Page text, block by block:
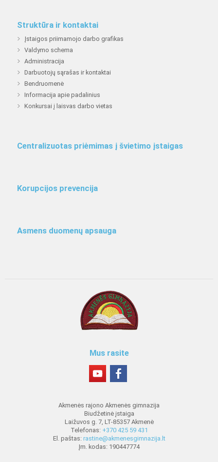
Struktūra ir kontaktai
Įstaigos priimamojo darbo grafikas
Valdymo schema
Administracija
Darbuotojų sąrašas ir kontaktai
Bendruomenė
Informacija apie padalinius
Konkursai į laisvas darbo vietas
Centralizuotas priėmimas į švietimo įstaigas
Korupcijos prevencija
Asmens duomenų apsauga
Mus rasite
Akmenės rajono Akmenės gimnazija
Biudžetinė įstaiga
Laižuvos g. 7, LT-85357 Akmenė
Telefonas: +370 425 59 431
El. paštas: rastine@akmenesgimnazija.lt
Įm. kodas: 190447774